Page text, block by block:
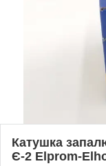
Катушка
Є-2 Elprom-